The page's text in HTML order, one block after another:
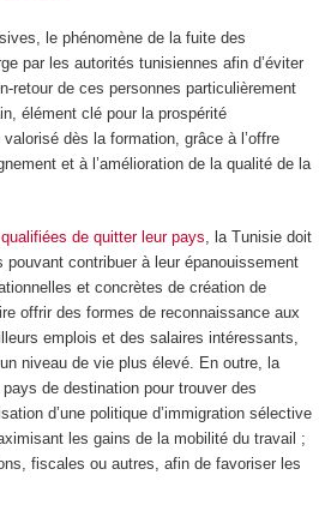
le phénomène de la fuite des
par les autorités tunisiennes afin d’éviter
retour de ces personnes particulièrement
élément clé pour la prospérité
dès la formation, grâce à l’offre
et à l’amélioration de la qualité de la
de quitter leur pays, la Tunisie doit
contribuer à leur épanouissement
et concrètes de création de
offrir des formes de reconnaissance aux
emplois et des salaires intéressants,
niveau de vie plus élevé. En outre, la
de destination pour trouver des
d’une politique d’immigration sélective
les gains de la mobilité du travail ;
fiscales ou autres, afin de favoriser les